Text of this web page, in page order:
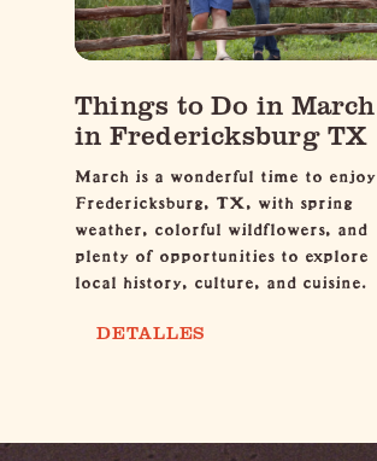
Things to Do in March
in Fredericksburg TX
March is a wonderful time to enjoy
Fredericksburg, TX, with spring
weather, colorful wildflowers, and
plenty of opportunities to explore
local history, culture, and cuisine.
DETALLES